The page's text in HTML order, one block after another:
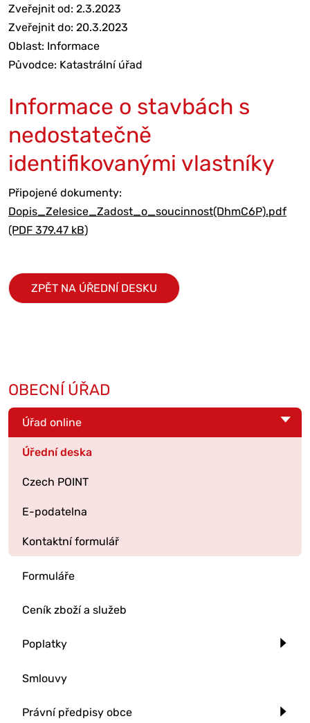
Zveřejnit od: 2.3.2023
Zveřejnit do: 20.3.2023
Oblast: Informace
Původce: Katastrální úřad
Informace o stavbách s
nedostatečně
identifikovanými vlastníky
Připojené dokumenty:
Dopis_Zelesice_Zadost_o_soucinnost(DhmC6P).pdf
(PDF 379.47 kB)
ZPĚT NA ÚŘEDNÍ DESKU
OBECNÍ ÚŘAD
Úřad online
Úřední deska
Czech POINT
E-podatelna
Kontaktní formulář
Formuláře
Ceník zboží a služeb
Poplatky
Smlouvy
Právní předpisy obce